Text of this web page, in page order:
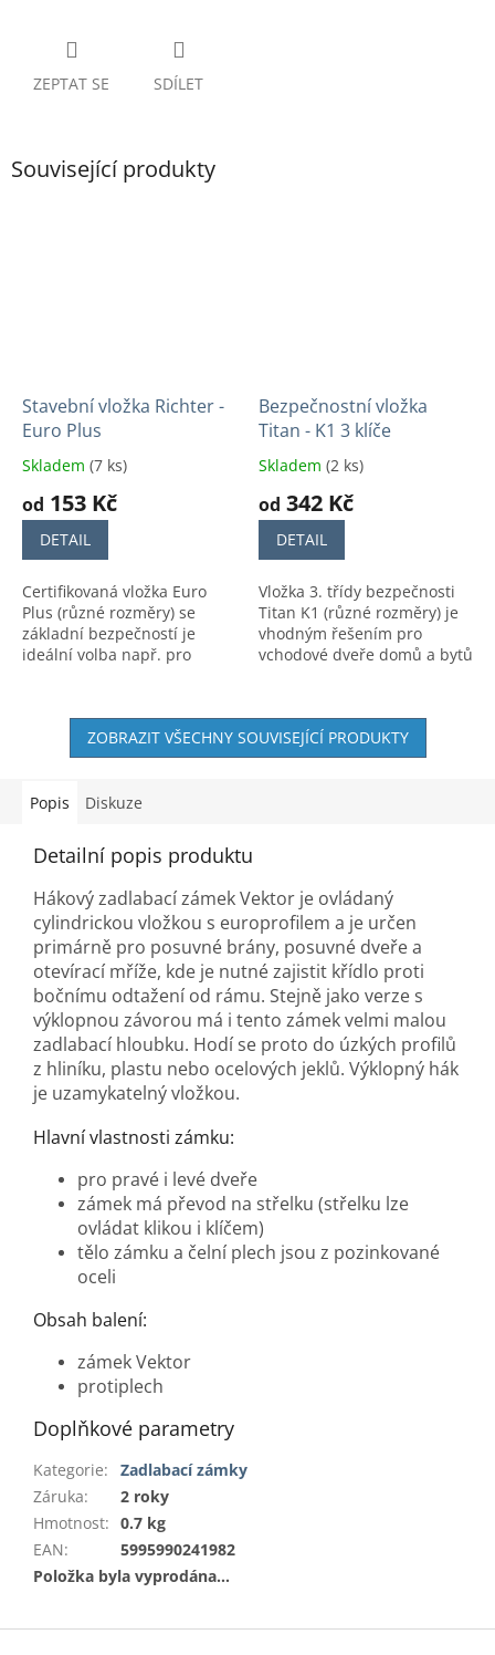
ZEPTAT SE SDÍLET
Související produkty
Stavební vložka Richter -
Euro Plus
Skladem (7 ks)
od 153 Kč
DETAIL
Certifikovaná vložka Euro
Plus (různé rozměry) se
základní bezpečností je
ideální volba např. pro
Bezpečnostní vložka
Titan - K1 3 klíče
Skladem (2 ks)
od 342 Kč
DETAIL
Vložka 3. třídy bezpečnosti
Titan K1 (různé rozměry) je
vhodným řešením pro
vchodové dveře domů a bytů
ZOBRAZIT VŠECHNY SOUVISEJÍCÍ PRODUKTY
Popis Diskuze
Detailní popis produktu
Hákový zadlabací zámek Vektor je ovládaný
cylindrickou vložkou s europrofilem a je určen
primárně pro posuvné brány, posuvné dveře a
otevírací mříže, kde je nutné zajistit křídlo proti
bočnímu odtažení od rámu. Stejně jako verze s
výklopnou závorou má i tento zámek velmi malou
zadlabací hloubku. Hodí se proto do úzkých profilů
z hliníku, plastu nebo ocelových jeklů. Výklopný hák
je uzamykatelný vložkou.
Hlavní vlastnosti zámku:
pro pravé i levé dveře
zámek má převod na střelku (střelku lze
ovládat klikou i klíčem)
tělo zámku a čelní plech jsou z pozinkované
oceli
Obsah balení:
zámek Vektor
protiplech
Doplňkové parametry
Kategorie:
Zadlabací zámky
Záruka:
2 roky
Hmotnost: 0.7 kg
EAN:
5995990241982
Položka byla vyprodána…
Z